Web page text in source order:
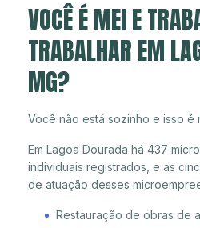
VOCÊ É MEI E
TRABALHAR EM
MG?
Você não está sozinho e isso é
Em Lagoa Dourada há 437
individuais registrados, e as
de atuação desses
Restauração de obras de